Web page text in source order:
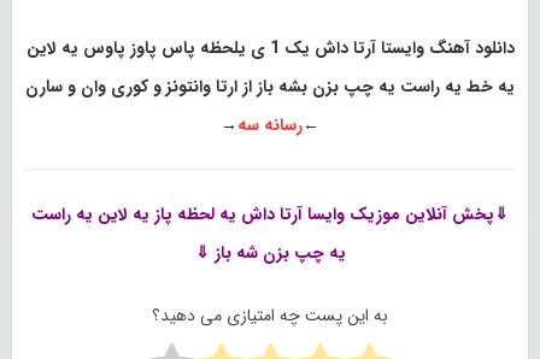
دانلود آهنگ وایستا آرتا داش یک 1 ی یلحظه پاس پاوز پاوس یه لاین
یه خط یه راست یه چپ بزن بشه باز از ارتا وانتونز و کوری وان و سارن
←رسانه سه→
⇓پخش آنلاین موزیک وایسا آرتا داش یه لحظه پاز یه لاین یه راست
یه چپ بزن شه باز ⇓
به این پست چه امتیازی می دهید؟